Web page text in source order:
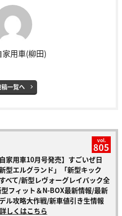
家用車(柳田)
稿一覧へ
vol.
805
自家用車10月号発売】すごいぜ日
型エルグランド」「新型キック
べて/新型レヴォーグレイバック全
フィット＆N-BOX最新情報/最新
ル攻略大作戦/新車値引き生情報
しくはこちら